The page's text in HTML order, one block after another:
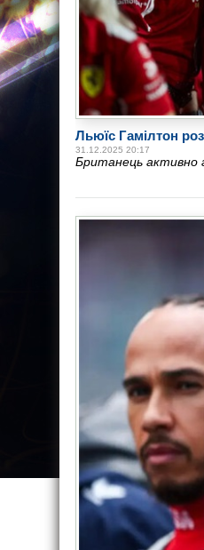
Льюїс Гамілтон
31.12.2025 20:17
Британець активно